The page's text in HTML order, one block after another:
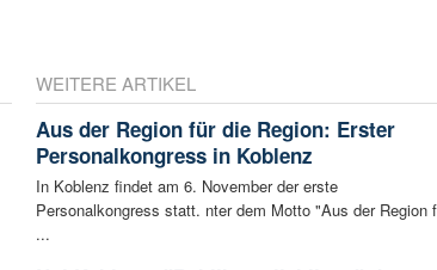
WEITERE ARTIKEL
Aus der Region für die Region: Erster
Personalkongress in Koblenz
In Koblenz findet am 6. November der erste
Personalkongress statt. nter dem Motto "Aus der Region
...